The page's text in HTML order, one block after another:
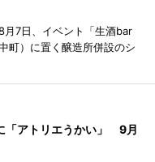
月7日、イベント「生酒bar
町）に置く醸造所併設のシ
「アトリエうかい」 9月